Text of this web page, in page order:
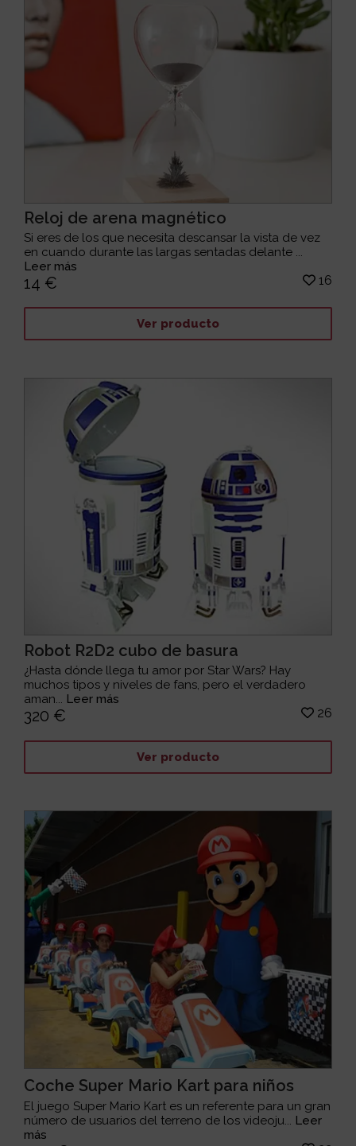
Reloj de arena magnético
Si eres de los que necesita descansar la vista de vez
en cuando durante las largas sentadas delante ...
Leer más
14 € 16
Ver producto
Robot R2D2 cubo de basura
¿Hasta dónde llega tu amor por Star Wars? Hay
muchos tipos y niveles de fans, pero el verdadero
aman... Leer más
320 € 26
Ver producto
Coche Super Mario Kart para niños
El juego Super Mario Kart es un referente para un gran
número de usuarios del terreno de los videoju... Leer
más